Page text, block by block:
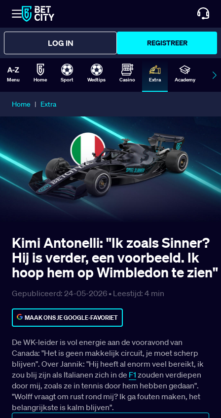
LOG IN REGISTREER
Menu Home Sport Wedtips Casino Extra Academy
Home | Extra
Kimi Antonelli: "Ik zoals Sinner?
Hij is verder, een voorbeeld. Ik
hoop hem op Wimbledon te zien"
Gepubliceerd: 24-05-2026 • Leestijd: 4 min
MAAK ONS JE GOOGLE-FAVORIET
De WK-leider is vol energie aan de vooravond van
Canada: "Het is geen makkelijk circuit, je moet scherp
blijven". Over Jannik: "Hij heeft al enorm veel bereikt, ik
zou blij zijn als Italianen zich in de F1 zouden verdiepen
door mij, zoals ze in tennis door hem hebben gedaan".
"Wolff vraagt om rust rond mij? Ik ga fouten maken, het
belangrijkste is kalm blijven".